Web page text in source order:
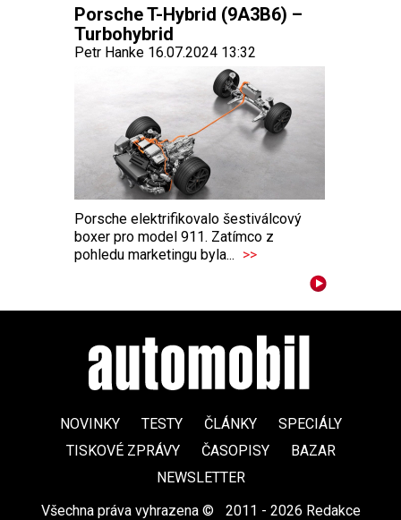
Porsche T-Hybrid (9A3B6) –
Turbohybrid
Petr Hanke 16.07.2024 13:32
Porsche elektrifikovalo šestiválcový
boxer pro model 911. Zatímco z
pohledu marketingu byla... >>
NOVINKY TESTY ČLÁNKY
SPECIÁLY
TISKOVÉ ZPRÁVY
ČASOPISY
BAZAR
NEWSLETTER
Všechna práva vyhrazena ©
2011 - 2026 Redakce